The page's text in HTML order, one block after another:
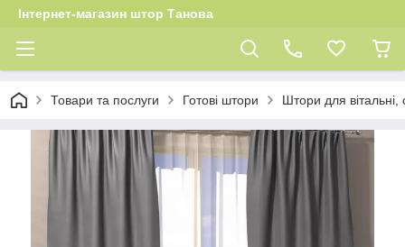
Інтернет-магазин штор Танова
Товари та послуги Готові штори Штори для вітальні,